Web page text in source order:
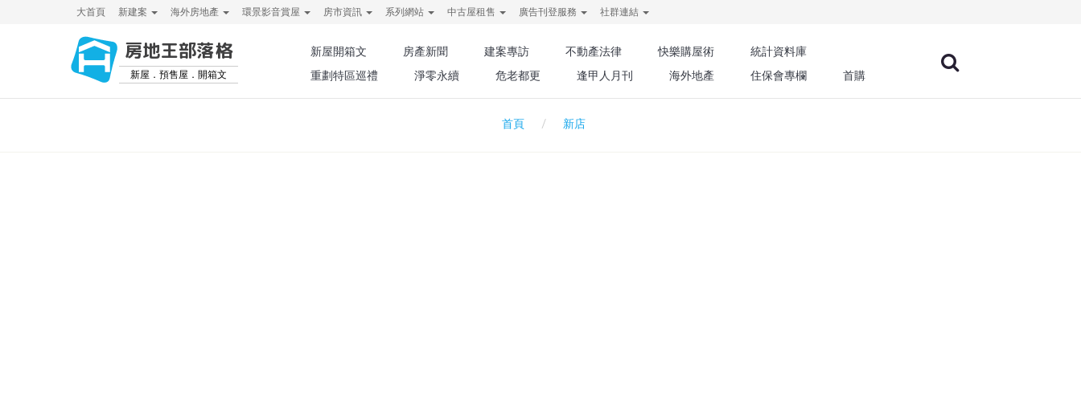
大首頁 新建案 海外房地產 環景影音賞屋 房市資訊 系列網站 中古屋租售 廣告刊登服務 社群連結
房地王部落格
新屋．預售屋．開箱文
新屋開箱文 房產新聞 建案專訪 不動產法律 快樂購屋術
統計資料庫
重劃特區巡禮
淨零永續 危老都更 逢甲人月刊 海外地產 住保會專欄 首購
首頁 新店